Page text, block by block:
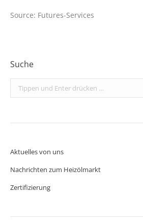
Source: Futures-Services
Suche
Search:
Aktuelles von uns
Nachrichten zum Heizölmarkt
Zertifizierung